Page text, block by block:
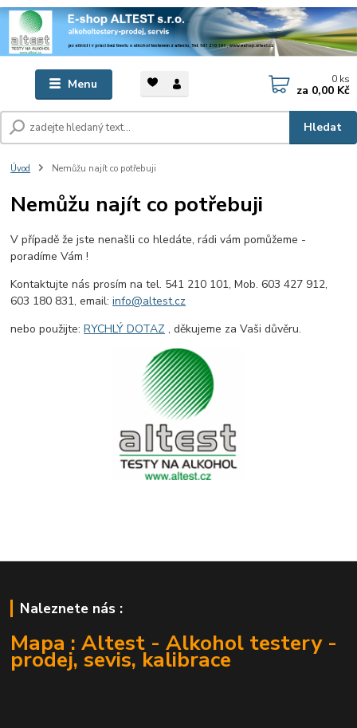
Menu
Hledat
0 ks
za 0,00 Kč
Úvod Nemůžu najít co potřebuji
Nemůžu najít co potřebuji
V případě že jste nenašli co hledáte, rádi vám pomůžeme -
poradíme Vám !
Kontaktujte nás prosím na tel. 541 210 101, Mob. 603 427 912,
603 180 831, email:info@altest.cz
nebo použijte:RYCHLÝ DOTAZ , děkujeme za Vaši důvěru.
Naleznete nás :
Mapa : Altest - Alkohol testery -
prodej, sevis, kalibrace